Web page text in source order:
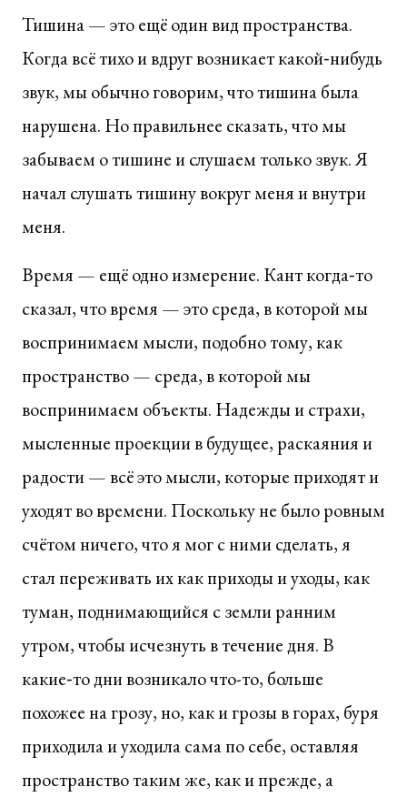
Тишина — это ещё один вид пространства.
Когда всё тихо и вдруг возникает какой‑нибудь
звук, мы обычно говорим, что тишина была
нарушена. Но правильнее сказать, что мы
забываем о тишине и слушаем только звук. Я
начал слушать тишину вокруг меня и внутри
меня.
Время — ещё одно измерение. Кант когда‑то
сказал, что время — это среда, в которой мы
воспринимаем мысли, подобно тому, как
пространство — среда, в которой мы
воспринимаем объекты. Надежды и страхи,
мысленные проекции в будущее, раскаяния и
радости — всё это мысли, которые приходят и
уходят во времени. Поскольку не было ровным
счётом ничего, что я мог с ними сделать, я
стал переживать их как приходы и уходы, как
туман, поднимающийся с земли ранним
утром, чтобы исчезнуть в течение дня. В
какие‑то дни возникало что-то, больше
похожее на грозу, но, как и грозы в горах, буря
приходила и уходила сама по себе, оставляя
пространство таким же, как и прежде, а